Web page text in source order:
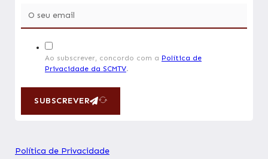
Ao subscrever, concordo com a Política de
Privacidade da SCMTV.
SUBSCREVER
Política de Privacidade